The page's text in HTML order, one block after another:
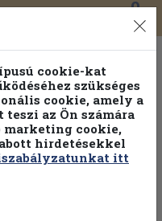
0
000 kötet közül
kedvezménnyel!
cookie-kat
szükséges
cookie, amely a
az Ön számára
marketing cookie,
hirdetésekkel
itt